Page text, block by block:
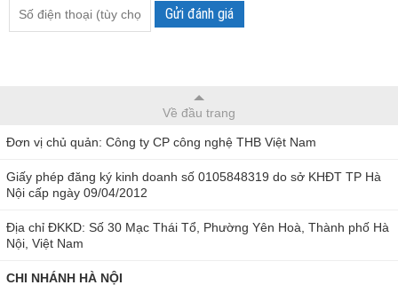
Gửi đánh giá
Về đầu trang
Đơn vị chủ quản: Công ty CP công nghệ THB Việt Nam
Giấy phép đăng ký kinh doanh số 0105848319 do sở KHĐT TP Hà
Nội cấp ngày 09/04/2012
Địa chỉ ĐKKD: Số 30 Mạc Thái Tổ, Phường Yên Hoà, Thành phố Hà
Nội, Việt Nam
CHI NHÁNH HÀ NỘI